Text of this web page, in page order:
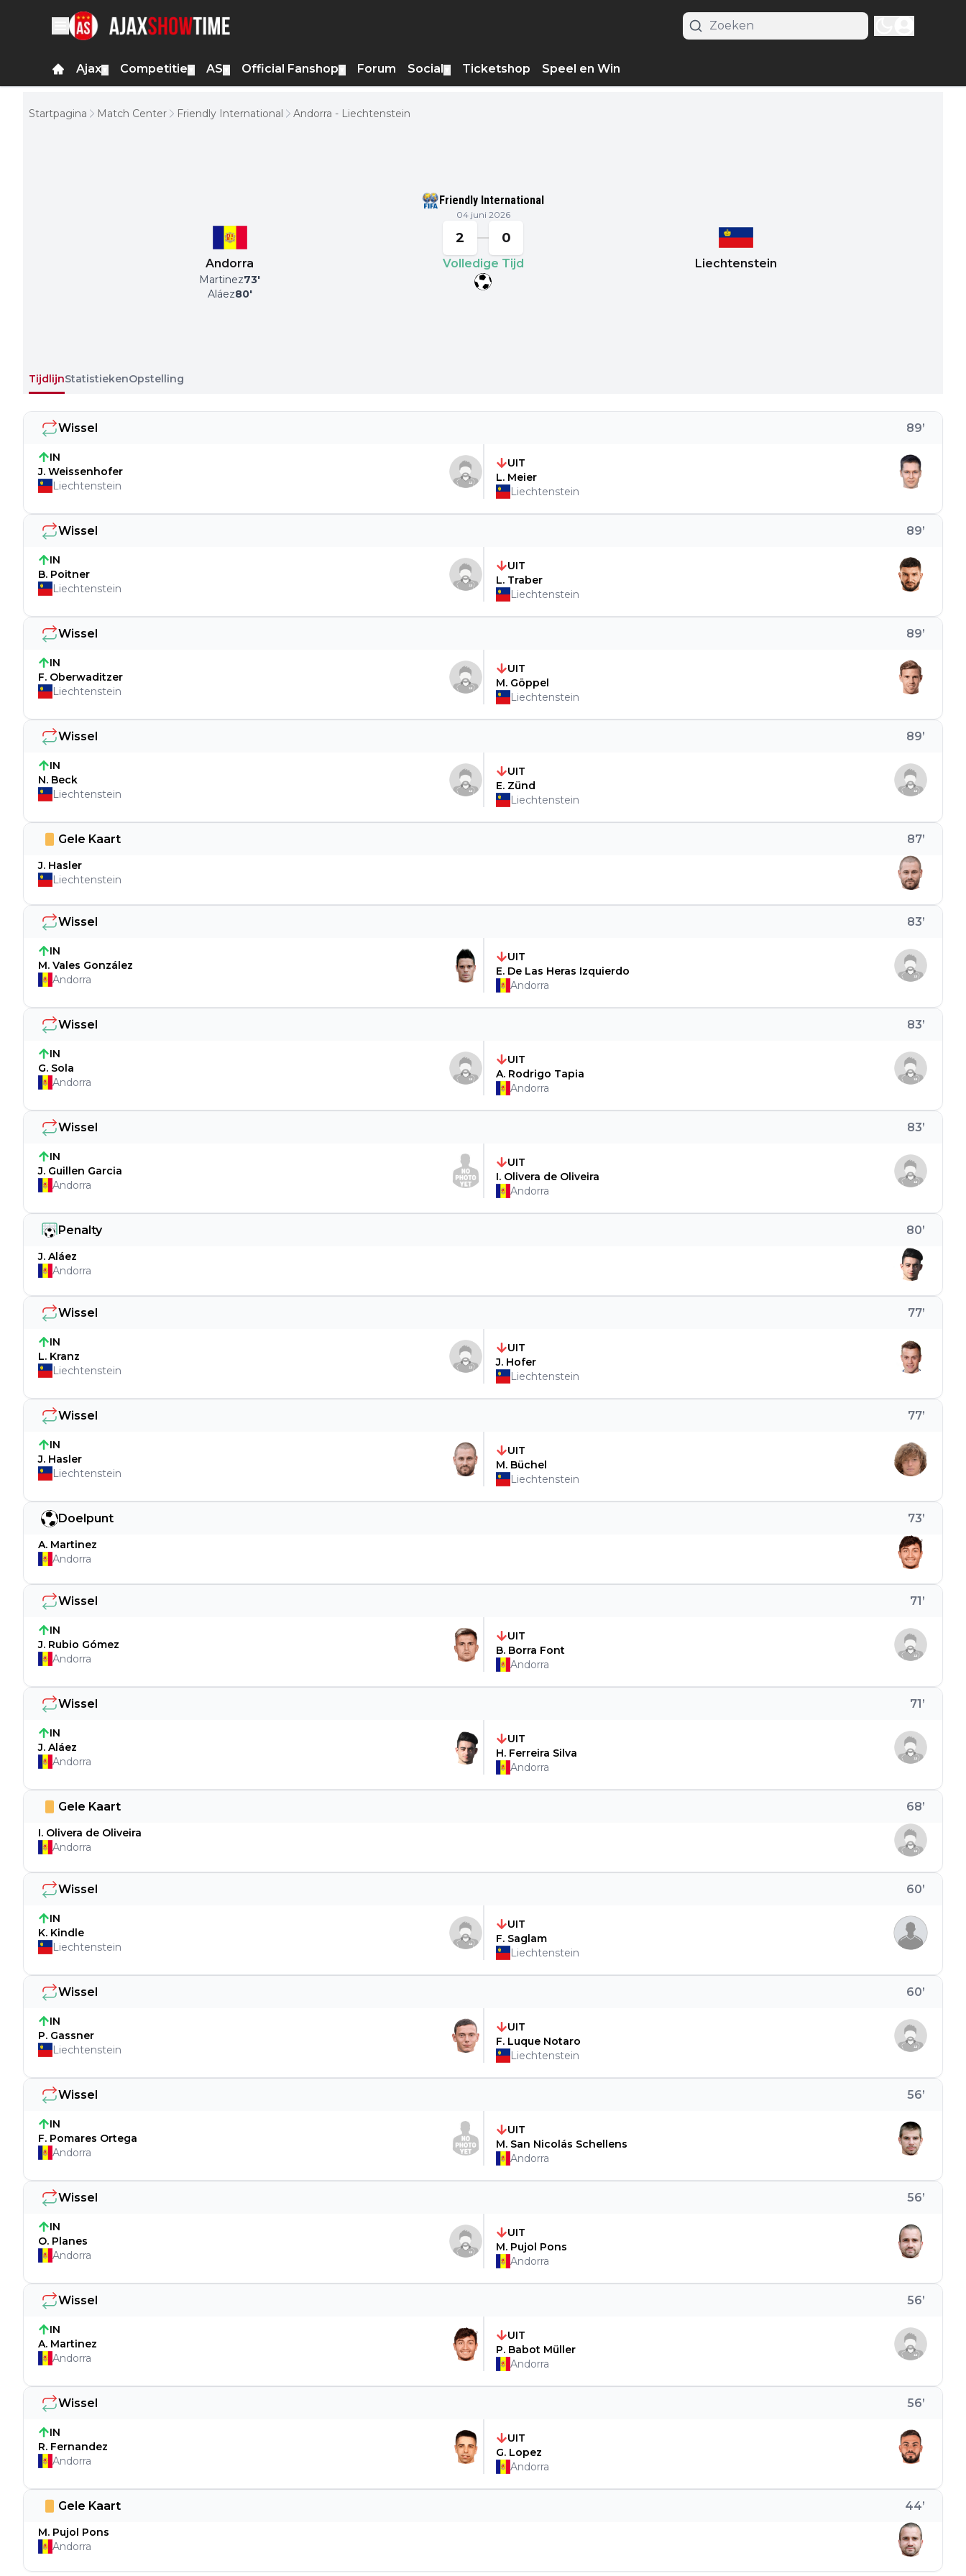
Ajax Competitie AS Official Fanshop Forum Social Ticketshop Speel en Win
Startpagina Match Center Friendly International Andorra - Liechtenstein
Friendly International
04 juni 2026
Andorra
Martinez73'
Aláez80'
2 0
Volledige Tijd Liechtenstein
TijdlijnStatistiekenOpstelling
Gele Kaart 44’
M. Pujol Pons
Andorra
Wissel 56’
IN
R. Fernandez
Andorra
UIT
G. Lopez
Andorra
Wissel 56’
IN
A. Martinez
Andorra
UIT
P. Babot Müller
Andorra
Wissel 56’
IN
O. Planes
Andorra
UIT
M. Pujol Pons
Andorra
Wissel 56’
IN
F. Pomares Ortega
Andorra
UIT
M. San Nicolás Schellens
Andorra
Wissel 60’
IN
P. Gassner
Liechtenstein
UIT
F. Luque Notaro
Liechtenstein
Wissel 60’
IN
K. Kindle
Liechtenstein
UIT
F. Saglam
Liechtenstein
Gele Kaart 68’
I. Olivera de Oliveira
Andorra
Wissel 71’
IN
J. Aláez
Andorra
UIT
H. Ferreira Silva
Andorra
Wissel 71’
IN
J. Rubio Gómez
Andorra
UIT
B. Borra Font
Andorra
Doelpunt 73’
A. Martinez
Andorra
Wissel 77’
IN
J. Hasler
Liechtenstein
UIT
M. Büchel
Liechtenstein
Wissel 77’
IN
L. Kranz
Liechtenstein
UIT
J. Hofer
Liechtenstein
Penalty 80’
J. Aláez
Andorra
Wissel 83’
IN
J. Guillen Garcia
Andorra
UIT
I. Olivera de Oliveira
Andorra
Wissel 83’
IN
G. Sola
Andorra
UIT
A. Rodrigo Tapia
Andorra
Wissel 83’
IN
M. Vales González
Andorra
UIT
E. De Las Heras Izquierdo
Andorra
Gele Kaart 87’
J. Hasler
Liechtenstein
Wissel 89’
IN
N. Beck
Liechtenstein
UIT
E. Zünd
Liechtenstein
Wissel 89’
IN
F. Oberwaditzer
Liechtenstein
UIT
M. Göppel
Liechtenstein
Wissel 89’
IN
B. Poitner
Liechtenstein
UIT
L. Traber
Liechtenstein
Wissel 89’
IN
J. Weissenhofer
Liechtenstein
UIT
L. Meier
Liechtenstein